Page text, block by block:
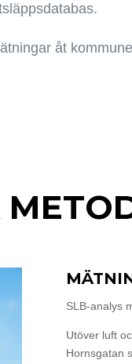
åt
SLB-analys
Utöver luft
Hornsgatan